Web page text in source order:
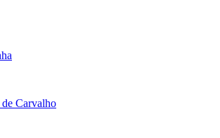
Carvalho